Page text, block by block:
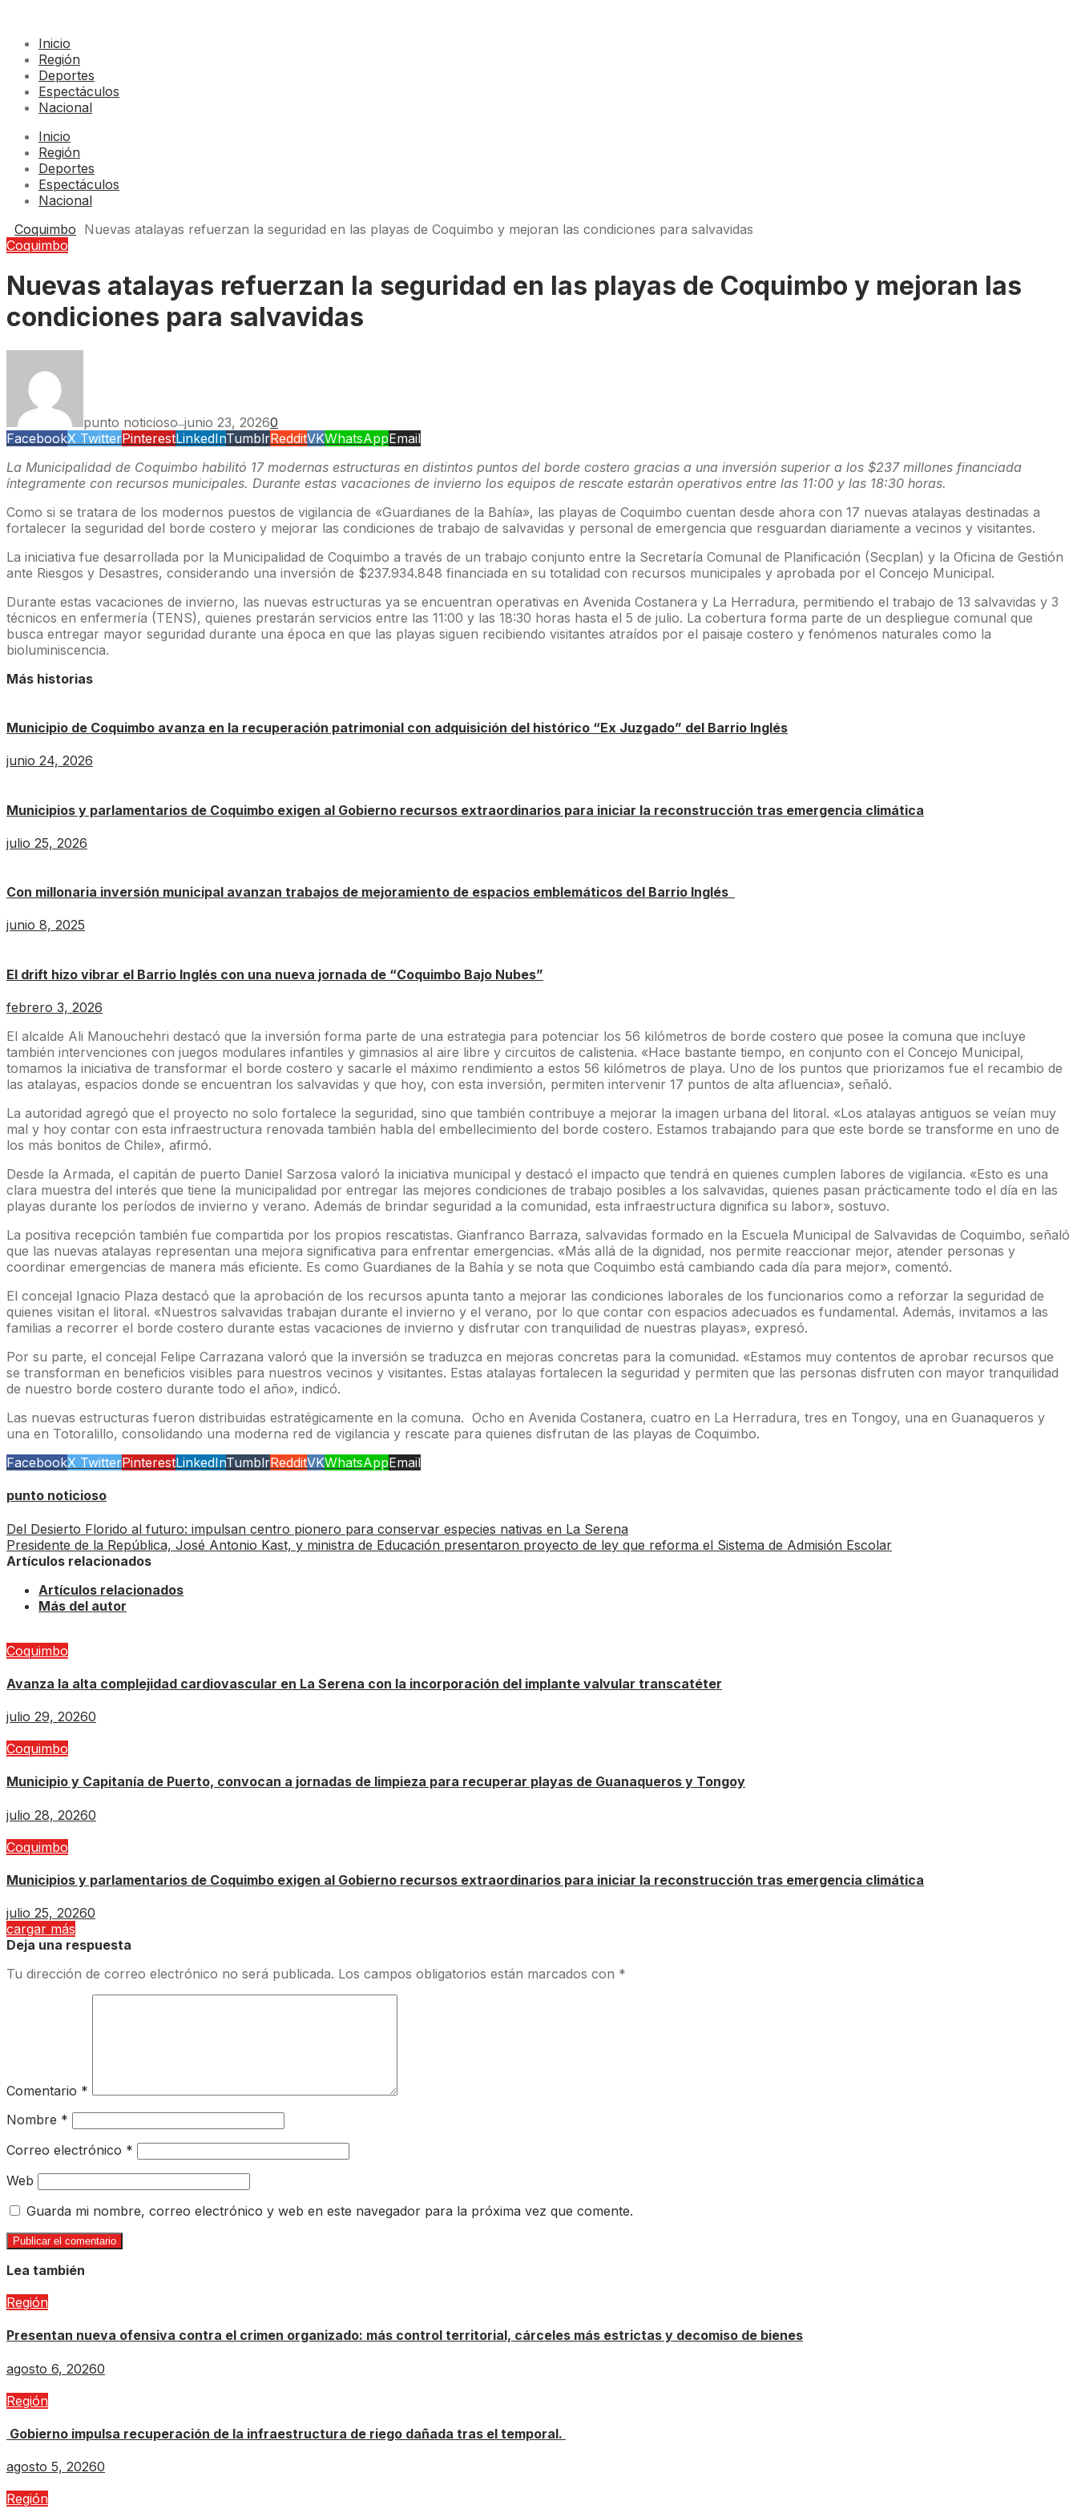
Inicio
Región
Deportes
Espectáculos
Nacional
Inicio
Región
Deportes
Espectáculos
Nacional
Coquimbo Nuevas atalayas refuerzan la seguridad en las playas de Coquimbo y mejoran las condiciones para salvavidas
Coquimbo
Nuevas atalayas refuerzan la seguridad en las playas de Coquimbo y mejoran las
condiciones para salvavidas
punto noticioso—junio 23, 20260
FacebookX TwitterPinterestLinkedInTumblrRedditVKWhatsAppEmail
La Municipalidad de Coquimbo habilitó 17 modernas estructuras en distintos puntos del borde costero gracias a una inversión superior a los $237 millones financiada
íntegramente con recursos municipales. Durante estas vacaciones de invierno los equipos de rescate estarán operativos entre las 11:00 y las 18:30 horas.
Como si se tratara de los modernos puestos de vigilancia de «Guardianes de la Bahía», las playas de Coquimbo cuentan desde ahora con 17 nuevas atalayas destinadas a
fortalecer la seguridad del borde costero y mejorar las condiciones de trabajo de salvavidas y personal de emergencia que resguardan diariamente a vecinos y visitantes.
La iniciativa fue desarrollada por la Municipalidad de Coquimbo a través de un trabajo conjunto entre la Secretaría Comunal de Planificación (Secplan) y la Oficina de Gestión
ante Riesgos y Desastres, considerando una inversión de $237.934.848 financiada en su totalidad con recursos municipales y aprobada por el Concejo Municipal.
Durante estas vacaciones de invierno, las nuevas estructuras ya se encuentran operativas en Avenida Costanera y La Herradura, permitiendo el trabajo de 13 salvavidas y 3
técnicos en enfermería (TENS), quienes prestarán servicios entre las 11:00 y las 18:30 horas hasta el 5 de julio. La cobertura forma parte de un despliegue comunal que
busca entregar mayor seguridad durante una época en que las playas siguen recibiendo visitantes atraídos por el paisaje costero y fenómenos naturales como la
bioluminiscencia.
Más historias
Municipio de Coquimbo avanza en la recuperación patrimonial con adquisición del histórico “Ex Juzgado” del Barrio Inglés
junio 24, 2026
Municipios y parlamentarios de Coquimbo exigen al Gobierno recursos extraordinarios para iniciar la reconstrucción tras emergencia climática
julio 25, 2026
Con millonaria inversión municipal avanzan trabajos de mejoramiento de espacios emblemáticos del Barrio Inglés
junio 8, 2025
El drift hizo vibrar el Barrio Inglés con una nueva jornada de “Coquimbo Bajo Nubes”
febrero 3, 2026
El alcalde Ali Manouchehri destacó que la inversión forma parte de una estrategia para potenciar los 56 kilómetros de borde costero que posee la comuna que incluye
también intervenciones con juegos modulares infantiles y gimnasios al aire libre y circuitos de calistenia. «Hace bastante tiempo, en conjunto con el Concejo Municipal,
tomamos la iniciativa de transformar el borde costero y sacarle el máximo rendimiento a estos 56 kilómetros de playa. Uno de los puntos que priorizamos fue el recambio de
las atalayas, espacios donde se encuentran los salvavidas y que hoy, con esta inversión, permiten intervenir 17 puntos de alta afluencia», señaló.
La autoridad agregó que el proyecto no solo fortalece la seguridad, sino que también contribuye a mejorar la imagen urbana del litoral. «Los atalayas antiguos se veían muy
mal y hoy contar con esta infraestructura renovada también habla del embellecimiento del borde costero. Estamos trabajando para que este borde se transforme en uno de
los más bonitos de Chile», afirmó.
Desde la Armada, el capitán de puerto Daniel Sarzosa valoró la iniciativa municipal y destacó el impacto que tendrá en quienes cumplen labores de vigilancia. «Esto es una
clara muestra del interés que tiene la municipalidad por entregar las mejores condiciones de trabajo posibles a los salvavidas, quienes pasan prácticamente todo el día en las
playas durante los períodos de invierno y verano. Además de brindar seguridad a la comunidad, esta infraestructura dignifica su labor», sostuvo.
La positiva recepción también fue compartida por los propios rescatistas. Gianfranco Barraza, salvavidas formado en la Escuela Municipal de Salvavidas de Coquimbo, señaló
que las nuevas atalayas representan una mejora significativa para enfrentar emergencias. «Más allá de la dignidad, nos permite reaccionar mejor, atender personas y
coordinar emergencias de manera más eficiente. Es como Guardianes de la Bahía y se nota que Coquimbo está cambiando cada día para mejor», comentó.
El concejal Ignacio Plaza destacó que la aprobación de los recursos apunta tanto a mejorar las condiciones laborales de los funcionarios como a reforzar la seguridad de
quienes visitan el litoral. «Nuestros salvavidas trabajan durante el invierno y el verano, por lo que contar con espacios adecuados es fundamental. Además, invitamos a las
familias a recorrer el borde costero durante estas vacaciones de invierno y disfrutar con tranquilidad de nuestras playas», expresó.
Por su parte, el concejal Felipe Carrazana valoró que la inversión se traduzca en mejoras concretas para la comunidad. «Estamos muy contentos de aprobar recursos que
se transforman en beneficios visibles para nuestros vecinos y visitantes. Estas atalayas fortalecen la seguridad y permiten que las personas disfruten con mayor tranquilidad
de nuestro borde costero durante todo el año», indicó.
Las nuevas estructuras fueron distribuidas estratégicamente en la comuna. Ocho en Avenida Costanera, cuatro en La Herradura, tres en Tongoy, una en Guanaqueros y
una en Totoralillo, consolidando una moderna red de vigilancia y rescate para quienes disfrutan de las playas de Coquimbo.
FacebookX TwitterPinterestLinkedInTumblrRedditVKWhatsAppEmail
punto noticioso
Del Desierto Florido al futuro: impulsan centro pionero para conservar especies nativas en La Serena
Presidente de la República, José Antonio Kast, y ministra de Educación presentaron proyecto de ley que reforma el Sistema de Admisión Escolar
Artículos relacionados
Artículos relacionados
Más del autor
Coquimbo
Avanza la alta complejidad cardiovascular en La Serena con la incorporación del implante valvular transcatéter
julio 29, 20260
Coquimbo
Municipio y Capitanía de Puerto, convocan a jornadas de limpieza para recuperar playas de Guanaqueros y Tongoy
julio 28, 20260
Coquimbo
Municipios y parlamentarios de Coquimbo exigen al Gobierno recursos extraordinarios para iniciar la reconstrucción tras emergencia climática
julio 25, 20260
cargar más
Deja una respuesta
Tu dirección de correo electrónico no será publicada. Los campos obligatorios están marcados con *
Comentario *
Nombre *
Correo electrónico *
Web
Guarda mi nombre, correo electrónico y web en este navegador para la próxima vez que comente.
Lea también
Región
Presentan nueva ofensiva contra el crimen organizado: más control territorial, cárceles más estrictas y decomiso de bienes
agosto 6, 20260
Región
Gobierno impulsa recuperación de la infraestructura de riego dañada tras el temporal.
agosto 5, 20260
Región